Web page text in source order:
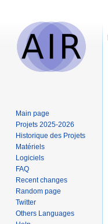
Main page
Projets 2025-2026
Historique des Projets
Matériels
Logiciels
FAQ
Recent changes
Random page
Twitter
Others Languages